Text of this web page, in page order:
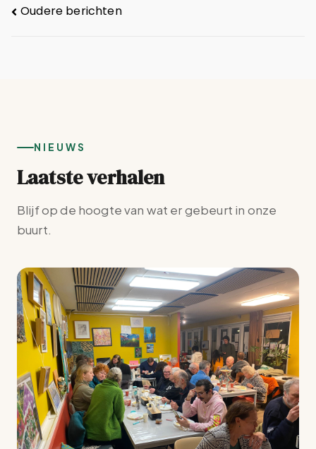
Oudere berichten
NIEUWS
Laatste verhalen
Blijf op de hoogte van wat er gebeurt in onze
buurt.